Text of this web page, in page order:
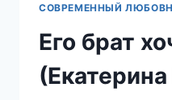
СОВРЕМЕННЫЙ
Его брат